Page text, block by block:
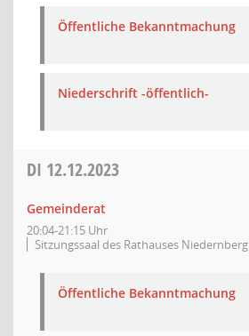
Öffentliche Bekanntmachung
Niederschrift -öffentlich-
DI 12.12.2023
Gemeinderat
20:04-21:15 Uhr
Sitzungssaal des Rathauses Niedernberg
Öffentliche Bekanntmachung